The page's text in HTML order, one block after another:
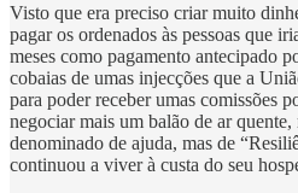
Visto que era preciso criar muito
pagar os ordenados às pessoas que
meses como pagamento antecipado
cobaias de umas injecções que a
para poder receber umas comissões
negociar mais um balão de ar
denominado de ajuda, mas de
continuou a viver à custa do seu